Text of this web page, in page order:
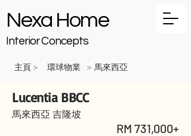
Nexa Home
Interior Concepts
主頁 > 環球物業 > 馬來西亞
Lucentia BBCC
馬來西亞 吉隆坡
RM 731,000+